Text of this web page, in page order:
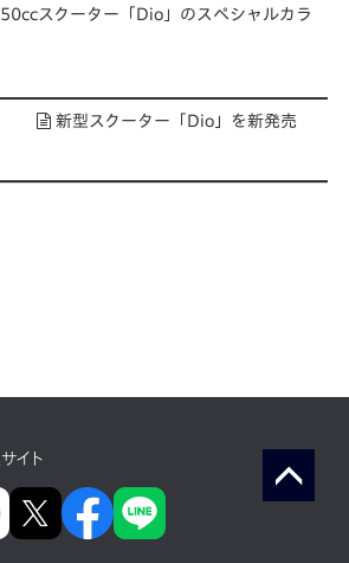
スクーター「Dio」のスペシャルカラ
新型スクーター「Dio」を新発売
イト